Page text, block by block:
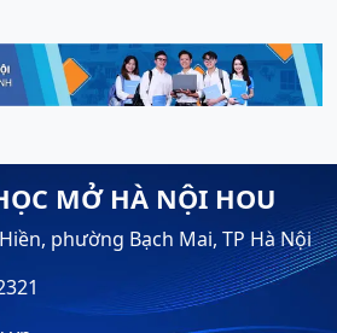
MỞ HÀ NỘI HOU
phường Bạch Mai, TP Hà Nội